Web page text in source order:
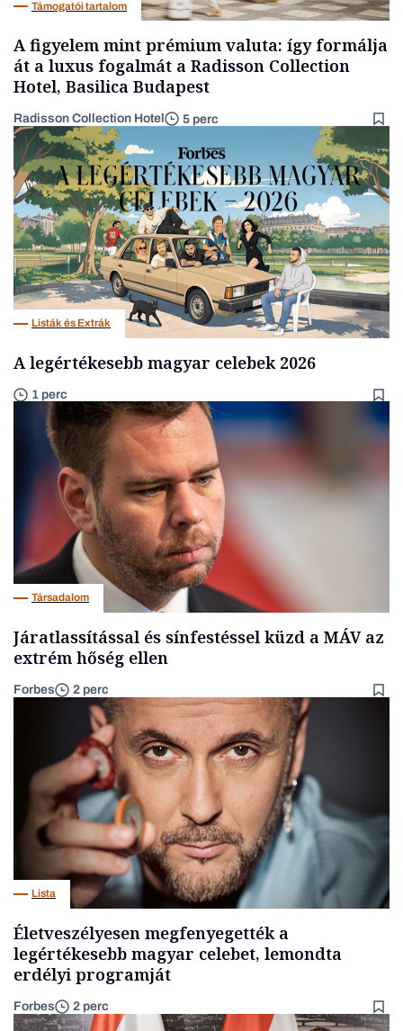
Támogatói tartalom
A figyelem mint prémium valuta: így formálja
át a luxus fogalmát a Radisson Collection
Hotel, Basilica Budapest
Radisson Collection Hotel 5 perc
Listák és Extrák
A legértékesebb magyar celebek 2026
1 perc
Társadalom
Járatlassítással és sínfestéssel küzd a MÁV az
extrém hőség ellen
Forbes 2 perc
Lista
Életveszélyesen megfenyegették a
legértékesebb magyar celebet, lemondta
erdélyi programját
Forbes 2 perc